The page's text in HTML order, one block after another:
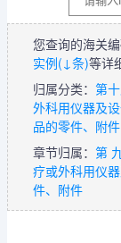
您查询的海关
实例(↓条)等详
归属分类： 第
外科用仪器及
品的零件、附
章节归属： 第
疗或外科用仪
件、附件